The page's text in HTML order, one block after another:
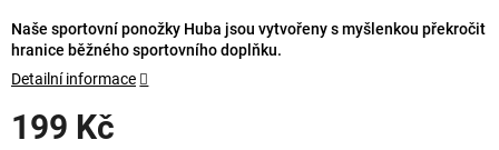
199 Kč
Naše sportovní ponožky Huba jsou vytvořeny s myšlenkou překročit
hranice běžného sportovního doplňku.
Detailní informace